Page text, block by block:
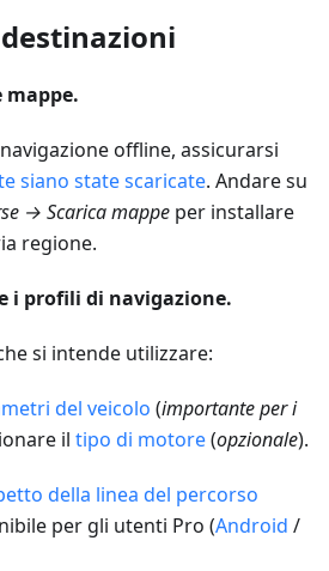
mappe.
offline, assicurarsi
siano state scaricate. Andare su
→ Scarica mappe per installare
regione.
i profili di navigazione.
si intende utilizzare:
del veicolo (importante per i
il tipo di motore(opzionale).
della linea del percorso
per gli utenti Pro (Android /